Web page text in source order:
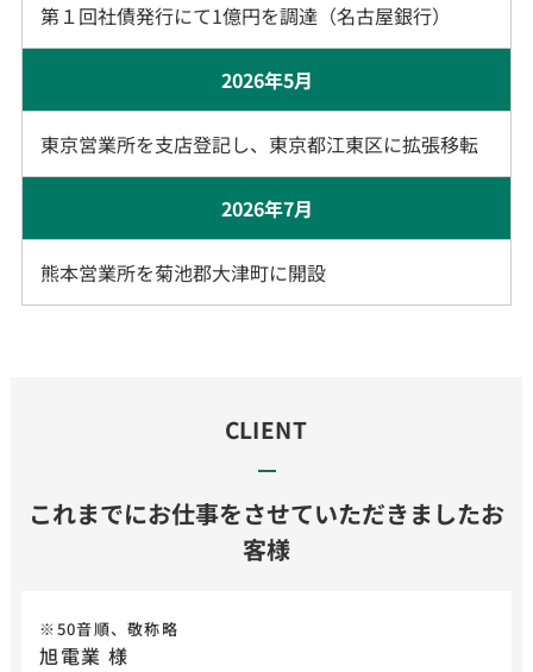
第１回社債発行にて1億円を調達（名古屋銀行）
2026年5月
東京営業所を支店登記し、東京都江東区に拡張移転
2026年7月
熊本営業所を菊池郡大津町に開設
CLIENT
これまでにお仕事をさせていただきましたお
客様
※50音順、敬称略
旭電業 様